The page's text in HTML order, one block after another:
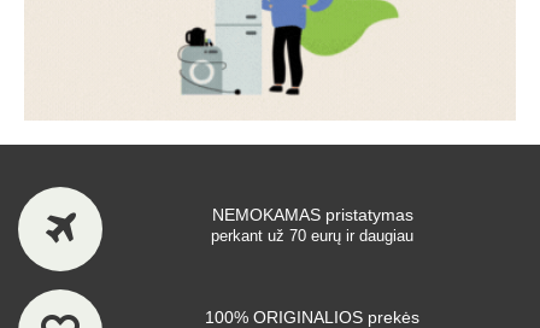
NEMOKAMAS pristatymas
perkant už 70 eurų ir daugiau
100% ORIGINALIOS prekės